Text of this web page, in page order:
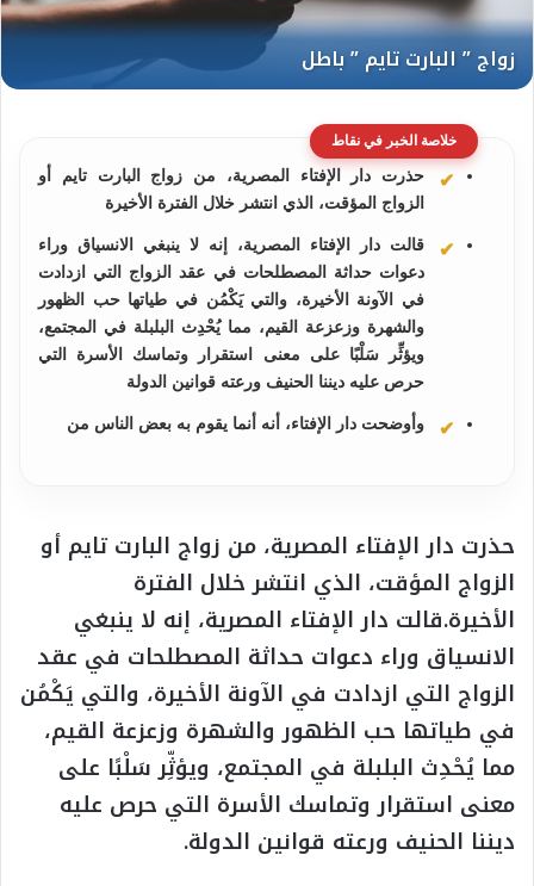
خلاصة الخبر في نقاط
حذرت دار الإفتاء المصرية، من زواج البارت تايم أو
الزواج المؤقت، الذي انتشر خلال الفترة الأخيرة
قالت دار الإفتاء المصرية، إنه لا ينبغي الانسياق وراء
دعوات حداثة المصطلحات في عقد الزواج التي ازدادت
في الآونة الأخيرة، والتي يَكْمُن في طياتها حب الظهور
والشهرة وزعزعة القيم، مما يُحْدِث البلبلة في المجتمع،
ويؤثِّر سَلْبًا على معنى استقرار وتماسك الأسرة التي
حرص عليه ديننا الحنيف ورعته قوانين الدولة
وأوضحت دار الإفتاء، أنه أنما يقوم به بعض الناس من
حذرت دار الإفتاء المصرية، من زواج البارت تايم أو
الزواج المؤقت، الذي انتشر خلال الفترة
الأخيرة.قالت دار الإفتاء المصرية، إنه لا ينبغي
الانسياق وراء دعوات حداثة المصطلحات في عقد
الزواج التي ازدادت في الآونة الأخيرة، والتي يَكْمُن
في طياتها حب الظهور والشهرة وزعزعة القيم،
مما يُحْدِث البلبلة في المجتمع، ويؤثِّر سَلْبًا على
معنى استقرار وتماسك الأسرة التي حرص عليه
ديننا الحنيف ورعته قوانين الدولة.